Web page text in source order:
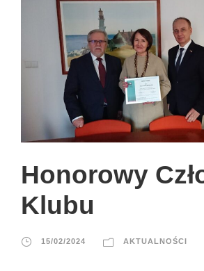
Honorowy
Klubu
15/02/2024 AKTUALNOŚCI